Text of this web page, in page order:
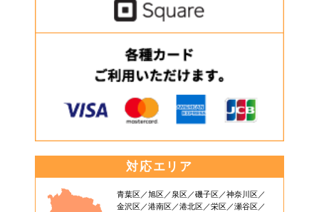
対応エリア
青葉区 旭区 泉区 磯子区
神奈川区
金沢区
港南区 港北区 栄区
瀬谷区